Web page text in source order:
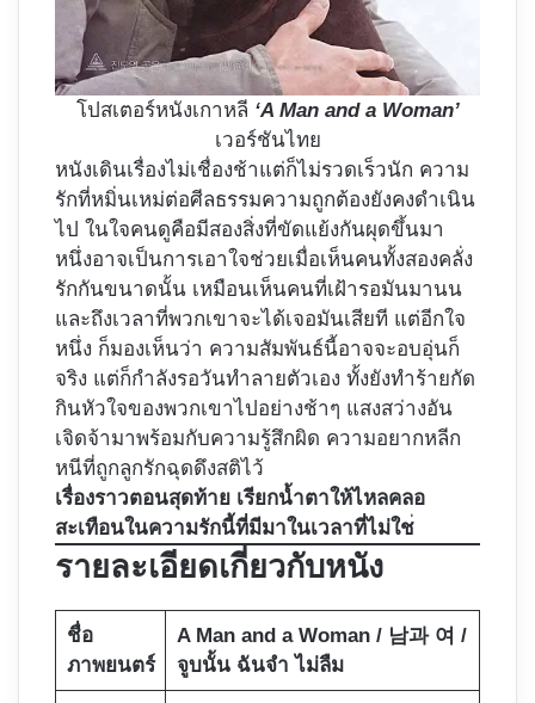
โปสเตอร์หนังเกาหลี ‘A Man and a Woman’
เวอร์ชันไทย
หนังเดินเรื่องไม่เชื่องช้าแต่ก็ไม่รวดเร็วนัก ความ
รักที่หมิ่นเหม่ต่อศีลธรรมความถูกต้องยังคงดำเนิน
ไป ในใจคนดูคือมีสองสิ่งที่ขัดแย้งกันผุดขึ้นมา
หนึ่งอาจเป็นการเอาใจช่วยเมื่อเห็นคนทั้งสองคลั่ง
รักกันขนาดนั้น เหมือนเห็นคนที่เฝ้ารอมันมานน
และถึงเวลาที่พวกเขาจะได้เจอมันเสียที แต่อีกใจ
หนึ่ง ก็มองเห็นว่า ความสัมพันธ์นี้อาจจะอบอุ่นก็
จริง แต่ก็กำลังรอวันทำลายตัวเอง ทั้งยังทำร้ายกัด
กินหัวใจของพวกเขาไปอย่างช้าๆ แสงสว่างอัน
เจิดจ้ามาพร้อมกับความรู้สึกผิด ความอยากหลีก
หนีที่ถูกลูกรักฉุดดึงสติไว้
เรื่องราวตอนสุดท้าย เรียกน้ำตาให้ไหลคลอ
สะเทือนในความรักนี้ที่มีมาในเวลาที่ไม่ใช
รายละเอียดเกี่ยวกับหนัง
ชื่อ
ภาพยนตร์
A Man and a Woman / 남과 여 /
จูบนั้น ฉันจำ ไม่ลืม